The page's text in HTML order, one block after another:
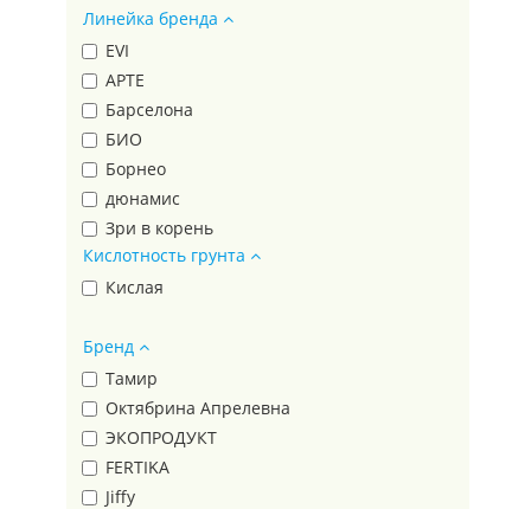
Линейка бренда
EVI
АРТЕ
Барселона
БИО
Борнео
дюнамис
Зри в корень
КРЕПЫШ
лондон
МАЛЫШОК
Родничок
Сирень
Трапеция
Треугольник
Фаско 5М
Кислотность грунта
Кислая
Бренд
Тамир
Октябрина Апрелевна
ЭКОПРОДУКТ
FERTIKA
Jiffy